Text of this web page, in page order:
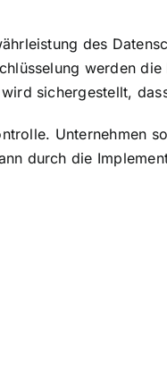
des
werden
sichergestellt,
Unternehmen
durch die